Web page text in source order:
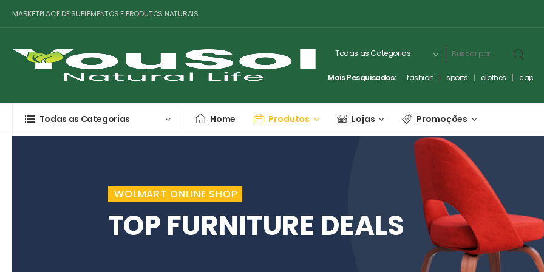
MARKETPLACE DE SUPLEMENTOS E PRODUTOS NATURAIS
Mais Pesquisados: fashion sports clothes
Todas as Categorias Home Produtos Lojas Promoções
WOLMART ONLINE SHOP
TOP FURNITURE DEALS